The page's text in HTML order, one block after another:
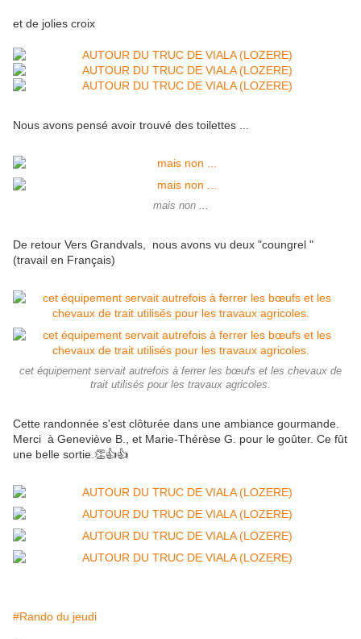
et de jolies croix
Nous avons pensé avoir trouvé des toilettes ...
mais non ...
De retour Vers Grandvals, nous avons vu deux "coungrel "
(travail en Français)
cet équipement servait autrefois à ferrer les bœufs et les chevaux de
trait utilisés pour les travaux agricoles.
Cette randonnée s'est clôturée dans une ambiance gourmande.
Merci à Geneviève B., et Marie-Thérèse G. pour le goûter. Ce fût
une belle sortie.👏👍👍
#Rando du jeudi